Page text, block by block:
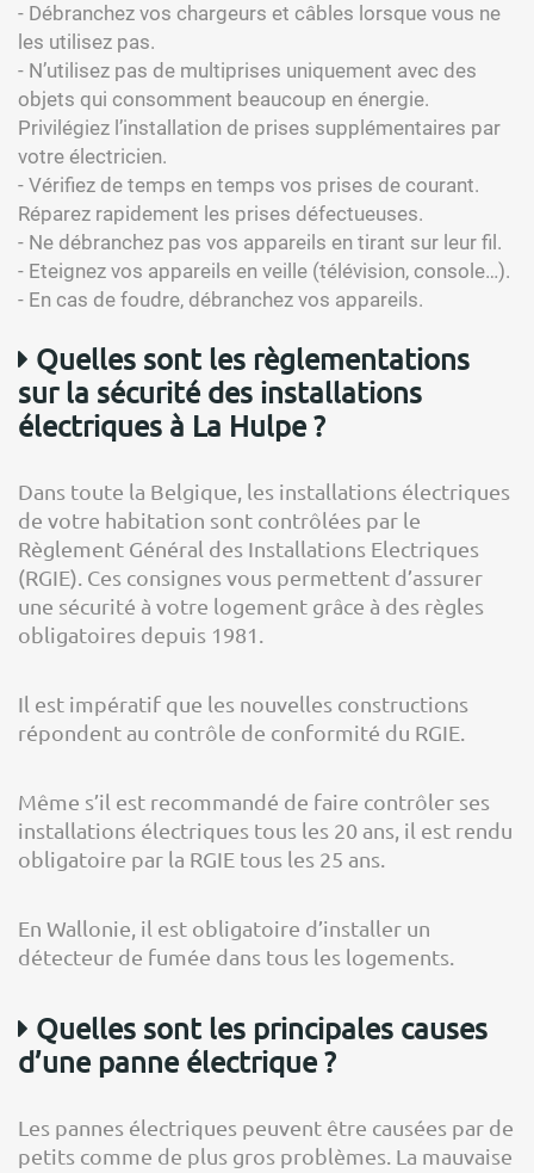
- Débranchez vos chargeurs et câbles lorsque vous ne
les utilisez pas.
- N’utilisez pas de multiprises uniquement avec des
objets qui consomment beaucoup en énergie.
Privilégiez l’installation de prises supplémentaires par
votre électricien.
- Vérifiez de temps en temps vos prises de courant.
Réparez rapidement les prises défectueuses.
- Ne débranchez pas vos appareils en tirant sur leur fil.
- Eteignez vos appareils en veille (télévision, console…).
- En cas de foudre, débranchez vos appareils.
Quelles sont les règlementations
sur la sécurité des installations
électriques à La Hulpe ?
Dans toute la Belgique, les installations électriques
de votre habitation sont contrôlées par le
Règlement Général des Installations Electriques
(RGIE). Ces consignes vous permettent d’assurer
une sécurité à votre logement grâce à des règles
obligatoires depuis 1981.
Il est impératif que les nouvelles constructions
répondent au contrôle de conformité du RGIE.
Même s’il est recommandé de faire contrôler ses
installations électriques tous les 20 ans, il est rendu
obligatoire par la RGIE tous les 25 ans.
En Wallonie, il est obligatoire d’installer un
détecteur de fumée dans tous les logements.
Quelles sont les principales causes
d’une panne électrique ?
Les pannes électriques peuvent être causées par de
petits comme de plus gros problèmes. La mauvaise